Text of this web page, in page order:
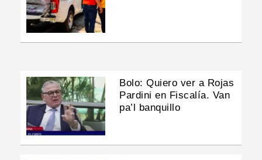
Bolo: Quiero ver a Rojas
Pardini en Fiscalía. Van
pa’l banquillo